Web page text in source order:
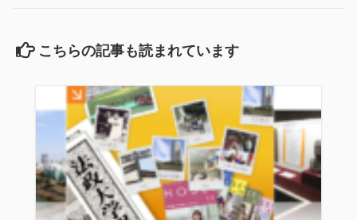
こちらの記事も読まれています